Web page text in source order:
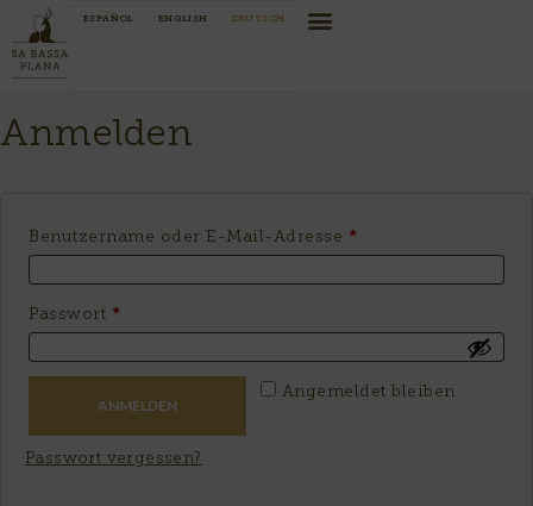
ESPAÑOL ENGLISH DEUTSCH
Anmelden
Benutzername oder E-Mail-Adresse *
Passwort *
Angemeldet bleiben
ANMELDEN
Passwort vergessen?